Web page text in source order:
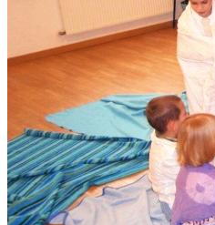
Kezdőlap